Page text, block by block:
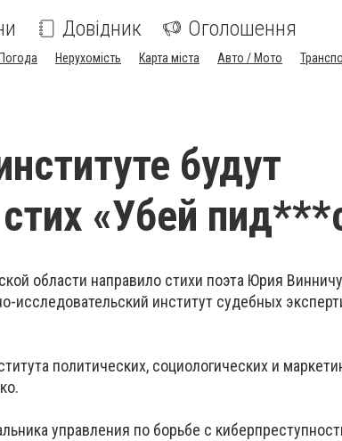
Довідник Оголошення
Погода Нерухомість Карта міста Авто / Мото
будут
«Убей
области направило стихи поэта Юрия
исследовательский институт судебных
политических, социологических и
управления по борьбе с